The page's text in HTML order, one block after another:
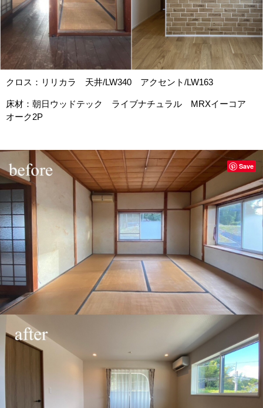
クロス：リリカラ 天井/LW340 アクセント/LW163
床材：朝日ウッドテック ライブナチュラル MRXイーコア
オーク2P
Save